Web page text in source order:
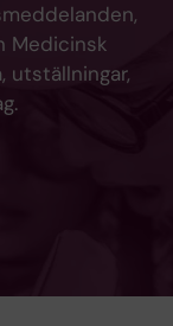
Medicinsk
utställningar,